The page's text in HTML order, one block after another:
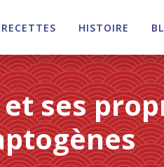
RECETTES HISTOIRE
ses